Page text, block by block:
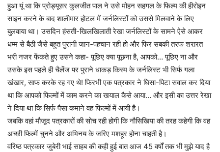
हुआ यूं था कि प्रोड्यूसर कुलजीत पाल ने उसे मोहन सहगल के फिल्म की हीरोइन
साइन करने के बाद शालीमार होटल में जर्नलिस्टों को उससे मिलवाने के लिए
बुलवाया था। उसदिन हंसती-खिलखिलाती रेखा जर्नलिस्टों के सामने ऐसे आकर
धम्म से बैठी जैसे बहुत पुरानी जान-पहचान रही हो और फिर सबकी तरफ शरारत
भरी नजर फेंकते हुए उसने कहा- पूछिए क्या पूछना है, आपको… पूछिए ना और
उसके इस पहले ही चैलेंज पर पुराने धाकड़ किस्म के जर्नलिस्ट भी सिर्फ गला
खंखार, साफ करके रह गए थे! फिरभी एक पत्रकार ने घिसा-पिटा सवाल कर दिया
था कि आपको फिल्मों में काम करने का खयाल कैसे आया… और इसी का उत्तर रेखा
ने दिया था कि सिर्फ पैसा कमाने वह फिल्मों में आयी है।
जबकि वहां मौजूद पत्रकारों की सोच रही होगी कि नौसिखिया की तरह कहेगी कि वह
अच्छी फिल्में चुनने और अभिनय के जरिए मशहूर होना चाहती है।
वरिष्ठ पत्रकार जुबेरी भाई साहब की कही हुई बात आज 45 वर्षों तक भी मुझे याद है